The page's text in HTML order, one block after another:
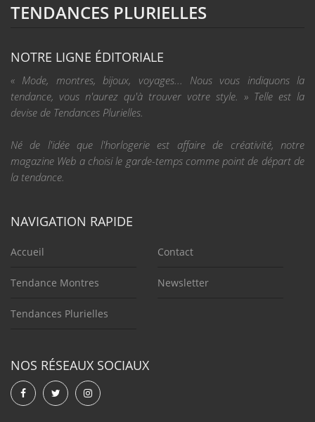
TENDANCES PLURIELLES
NOTRE LIGNE ÉDITORIALE
« Mode, montres, bijoux, voyages... Nous vous indiquons la
tendance, vous n'aurez qu'à trouver votre style. » Telle est la
devise de Tendances Plurielles.
Né de l'idée que l'horlogerie est affaire de créativité, notre
magazine Web a choisi le garde-temps comme point de départ de
la tendance.
NAVIGATION RAPIDE
Accueil
Tendance Montres
Tendances Plurielles
Contact
Newsletter
NOS RÉSEAUX SOCIAUX